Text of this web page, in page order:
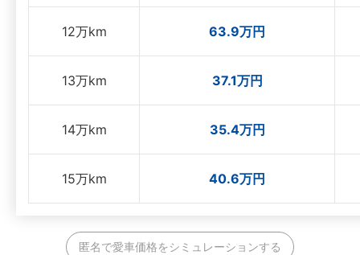
12万km 63.9万円
13万km 37.1万円
14万km 35.4万円
15万km 40.6万円
匿名で愛車価格をシミュレーションする